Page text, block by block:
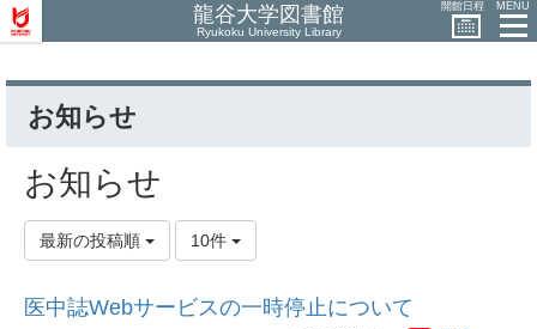
龍谷大学図書館
Ryukoku University Library
開館日程 MENU
お知らせ
お知らせ
最新の投稿順 10件
医中誌Webサービスの一時停止について